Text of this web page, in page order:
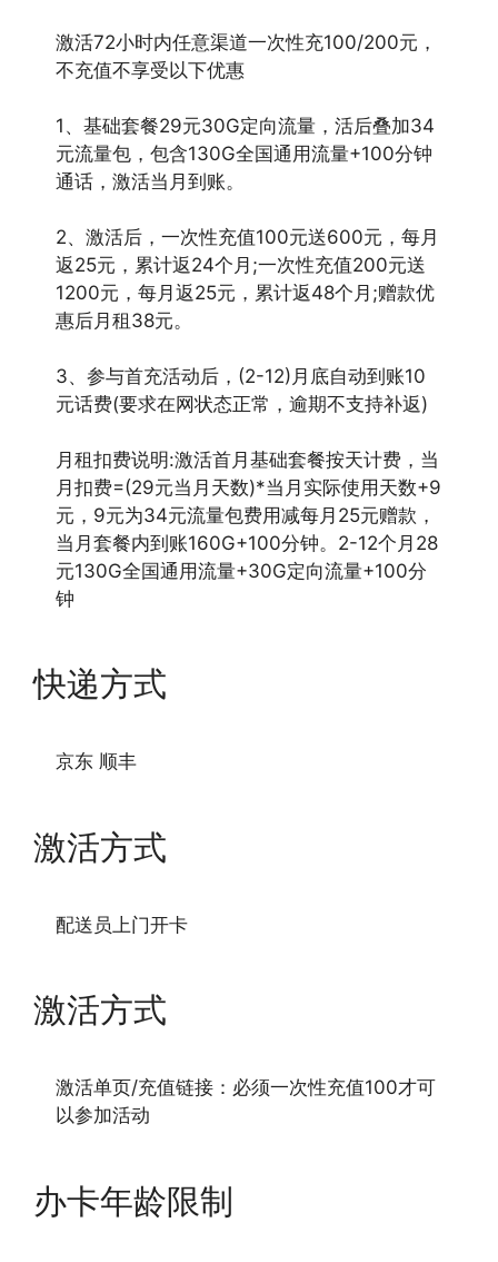
激活72小时内任意渠道一次性充100/200元，
不充值不享受以下优惠
1、基础套餐29元30G定向流量，活后叠加34
元流量包，包含130G全国通用流量+100分钟
通话，激活当月到账。
2、激活后，一次性充值100元送600元，每月
返25元，累计返24个月;一次性充值200元送
1200元，每月返25元，累计返48个月;赠款优
惠后月租38元。
3、参与首充活动后，(2-12)月底自动到账10
元话费(要求在网状态正常，逾期不支持补返)
月租扣费说明:激活首月基础套餐按天计费，当
月扣费=(29元当月天数)*当月实际使用天数+9
元，9元为34元流量包费用减每月25元赠款，
当月套餐内到账160G+100分钟。2-12个月28
元130G全国通用流量+30G定向流量+100分
钟
快递方式
京东 顺丰
激活方式
配送员上门开卡
激活方式
激活单页/充值链接：必须一次性充值100才可
以参加活动
办卡年龄限制